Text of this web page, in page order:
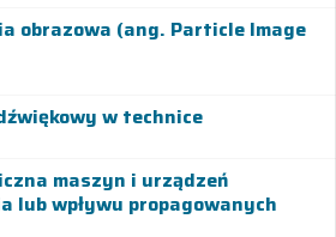
obrazowa (ang. Particle Image
w technice
maszyn i urządzeń
lub wpływu propagowanych